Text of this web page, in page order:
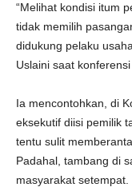
“Melihat kondisi itum
tidak memilih
didukung pelaku
Uslaini saat
Ia mencontohkan, di
eksekutif diisi pemilik
tentu sulit
Padahal, tambang di
masyarakat setempat.